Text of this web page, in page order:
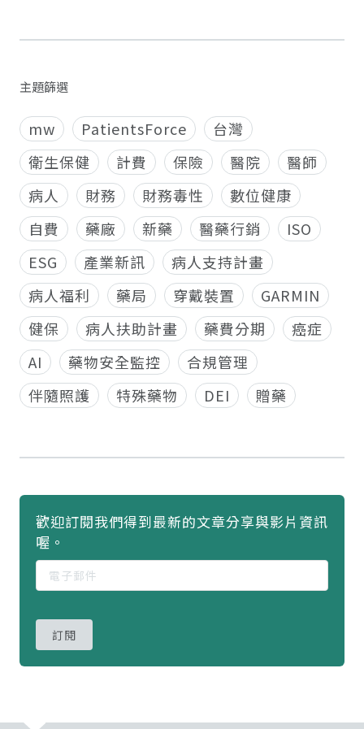
主題篩選
mw PatientsForce
台灣
衛生保健
計費 保險 醫院
醫師
病人
財務 財務毒性
數位健康
自費
藥廠 新藥 醫藥行銷
ISO
ESG
產業新訊
病人支持計畫
病人福利
藥局 穿戴裝置
GARMIN
健保
病人扶助計畫 藥費分期
癌症
AI
藥物安全監控
合規管理
伴隨照護
特殊藥物 DEI 贈藥
歡迎訂閱我們得到最新的文章分享與影片資訊
喔。
訂閱